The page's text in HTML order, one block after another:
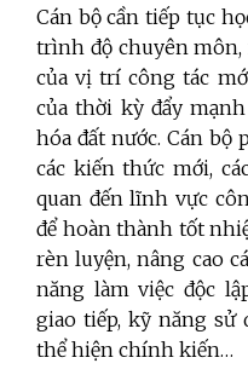
Cán bộ cần tiếp tục
trình độ chuyên môn,
của vị trí công tác
của thời kỳ đẩy
hóa đất nước. Cán bộ
các kiến thức mới,
quan đến lĩnh vực
để hoàn thành tốt
rèn luyện, nâng cao
năng làm việc độc
giao tiếp, kỹ năng
thể hiện chính kiến…